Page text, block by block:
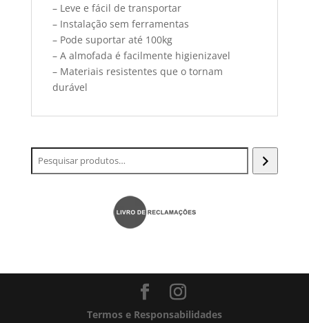
– Leve e fácil de transportar
– Instalação sem ferramentas
– Pode suportar até 100kg
– A almofada é facilmente higienizavel
– Materiais resistentes que o tornam
durável
Termos e Responsabilidades